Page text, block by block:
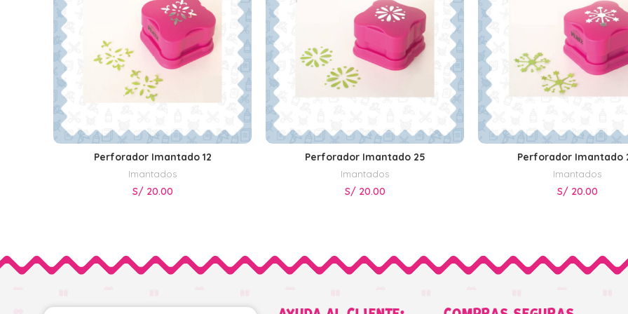
AÑADIR AL CARRITO
Perforador Imantado 12
Imantados
S/ 20.00
AÑADIR AL CARRITO
Perforador Imantado 25
Imantados
S/ 20.00
AÑADIR AL CARRITO
Perforador Imantado
Imantados
S/ 20.00